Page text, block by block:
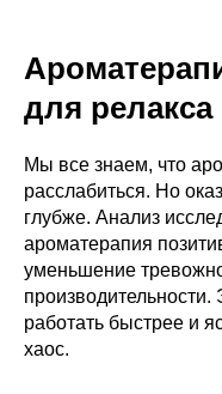
для релакса
Мы все знаем, что
расслабиться. Но
глубже. Анализ
ароматерапия
уменьшение
работать быстрее и
хаос.